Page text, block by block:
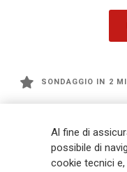
SONDAGGIO IN 2
management a livello
miliardi e € 900 miliardi di
mila dipendenti e 163 mila
Al fine di
possibile di
cookie tecnici